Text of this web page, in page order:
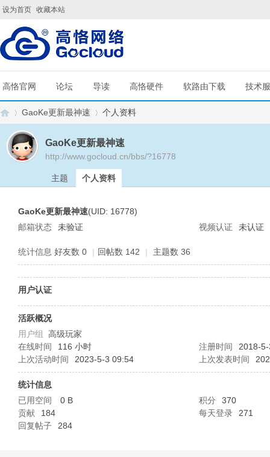
设为首页 收藏本站
高恪官网 论坛 导读 高恪硬件 软路由下载 技术
GaoKe更新最神速 个人资料
GaoKe更新最神速
http://www.gocloud.cn/bbs/?16778
主题 个人资料
GaoKe更新最神速(UID: 16778)
邮箱状态
未验证 视频认证 未认证
统计信息 好友数 0 | 回帖数 142 | 主题数 36
用户认证
活跃概况
用户组 高级玩家
在线时间
116 小时 注册时间
2018-
上次活动时间
2023-5-3 09:54 上次发表时间
统计信息
已用空间
0 B 积分
370
贡献
184 每天登录
271
回复帖子
284